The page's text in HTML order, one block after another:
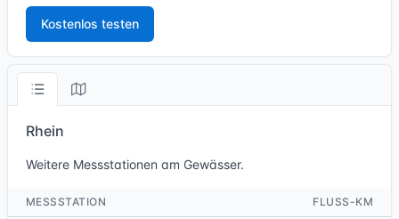
Kostenlos testen
Rhein
Weitere Messstationen am Gewässer.
MESSSTATION FLUSS-KM